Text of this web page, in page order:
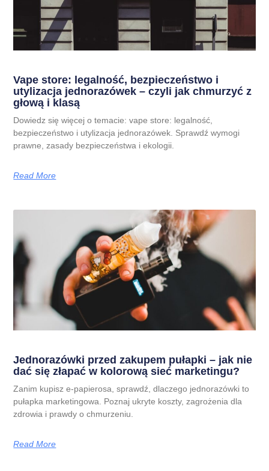
Vape store: legalność, bezpieczeństwo i
utylizacja jednorazówek – czyli jak chmurzyć z
głową i klasą
Dowiedz się więcej o temacie: vape store: legalność,
bezpieczeństwo i utylizacja jednorazówek. Sprawdź wymogi
prawne, zasady bezpieczeństwa i ekologii.
Read More
Jednorazówki przed zakupem pułapki – jak nie
dać się złapać w kolorową sieć marketingu?
Zanim kupisz e-papierosa, sprawdź, dlaczego jednorazówki to
pułapka marketingowa. Poznaj ukryte koszty, zagrożenia dla
zdrowia i prawdy o chmurzeniu.
Read More